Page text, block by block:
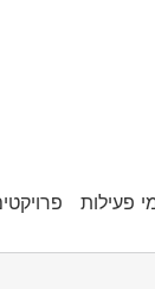
פעילות